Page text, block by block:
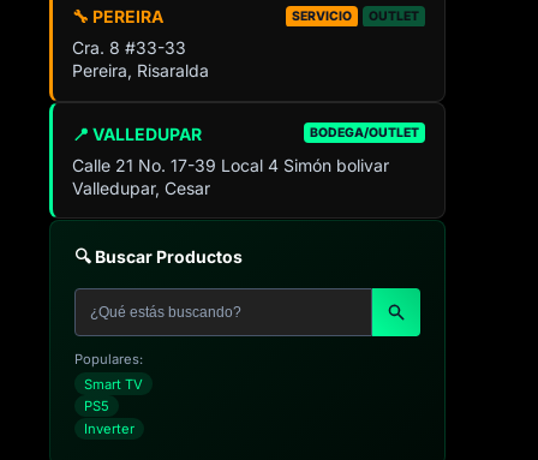
📍 VALLEDUPAR BODEGA/OUTLET
Calle 21 No. 17-39 Local 4 Simón bolivar
Valledupar, Cesar
🔧 PEREIRA SERVICIO OUTLET
Cra. 8 #33-33
Pereira, Risaralda
🔍 Buscar Productos
Populares:
Smart TV
PS5
Inverter